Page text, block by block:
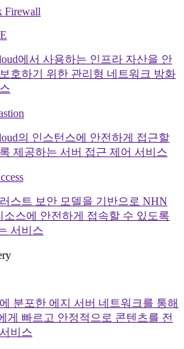
Firewall
에서 사용하는 인프라 자산을 안
호하기 위한 관리형 네트워크 방화
의 인스턴스에 안전하게 접근할
제공하는 서버 접근 제어 서비스
스트 보안 모델을 기반으로 NHN
소스에 안전하게 접속할 수 있도록
서비스
분포한 에지 서버 네트워크를 통해
게 빠르고 안정적으로 콘텐츠를 전
비스